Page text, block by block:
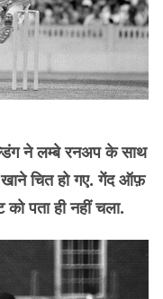
ने लम्बे रनअप के साथ
खाने चित हो गए. गेंद ऑफ़
पता ही नहीं चला.